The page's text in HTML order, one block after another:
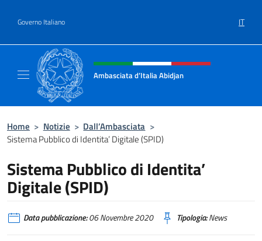
Governo Italiano IT
Intestazione sito, social e menù
Ambasciata d’Italia Abidjan
Home > Notizie > Dall’Ambasciata >
Sistema Pubblico di Identita’ Digitale (SPID)
Sistema Pubblico di Identita’
Digitale (SPID)
Data pubblicazione:06 Novembre 2020 Tipologia:News